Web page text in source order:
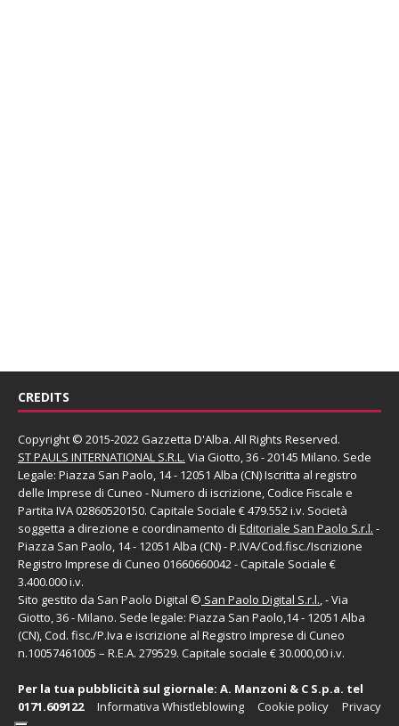
CREDITS
Copyright © 2015-2022 Gazzetta D'Alba. All Rights Reserved.
ST PAULS INTERNATIONAL S.R.L. Via Giotto, 36 - 20145 Milano. Sede
Legale: Piazza San Paolo, 14 - 12051 Alba (CN) Iscritta al registro
delle Imprese di Cuneo - Numero di iscrizione, Codice Fiscale e
Partita IVA 02860520150. Capitale Sociale € 479.552 i.v. Società
soggetta a direzione e coordinamento di Editoriale San Paolo S.r.l. -
Piazza San Paolo, 14 - 12051 Alba (CN) - P.IVA/Cod.fisc./Iscrizione
Registro Imprese di Cuneo 01660660042 - Capitale Sociale €
3.400.000 i.v.
Sito gestito da San Paolo Digital © San Paolo Digital S.r.l., - Via
Giotto, 36 - Milano. Sede legale: Piazza San Paolo,14 - 12051 Alba
(CN), Cod. fisc./P.Iva e iscrizione al Registro Imprese di Cuneo
n.10057461005 – R.E.A. 279529. Capitale sociale € 30.000,00 i.v.
Per la tua pubblicità sul giornale: A. Manzoni & C S.p.a. tel
0171.609122
Privacy
Cookie policy
Informativa Whistleblowing